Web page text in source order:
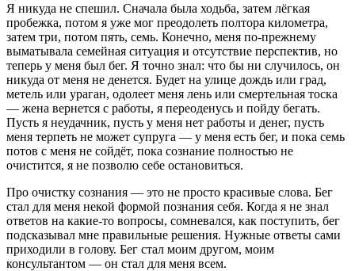
Я никуда не спешил. Сначала была ходьба, затем лёгкая
пробежка, потом я уже мог преодолеть полтора километра,
затем три, потом пять, семь. Конечно, меня по-прежнему
выматывала семейная ситуация и отсутствие перспектив, но
теперь у меня был бег. Я точно знал: что бы ни случилось, он
никуда от меня не денется. Будет на улице дождь или град,
метель или ураган, одолеет меня лень или смертельная тоска
— жена вернется с работы, я переоденусь и пойду бегать.
Пусть я неудачник, пусть у меня нет работы и денег, пусть
меня терпеть не может супруга — у меня есть бег, и пока семь
потов с меня не сойдёт, пока сознание полностью не
очистится, я не позволю себе остановиться.
Про очистку сознания — это не просто красивые слова. Бег
стал для меня некой формой познания себя. Когда я не знал
ответов на какие-то вопросы, сомневался, как поступить, бег
подсказывал мне правильные решения. Нужные ответы сами
приходили в голову. Бег стал моим другом, моим
консультантом — он стал для меня всем.